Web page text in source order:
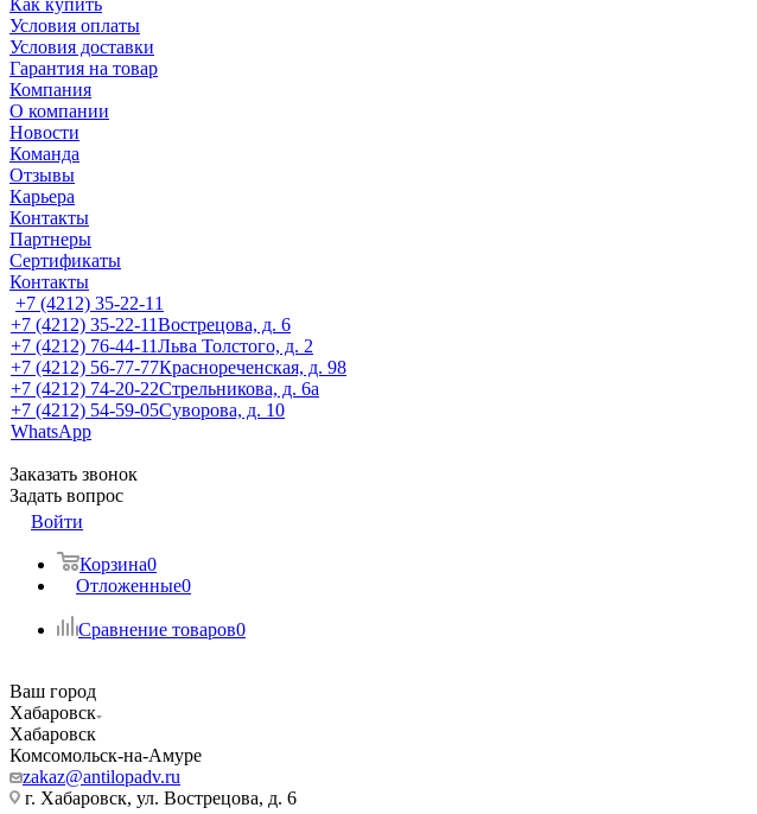
Как купить
Условия оплаты
Условия доставки
Гарантия на товар
Компания
О компании
Новости
Команда
Отзывы
Карьера
Контакты
Партнеры
Сертификаты
Контакты
+7 (4212) 35-22-11
+7 (4212) 35-22-11Вострецова, д. 6
+7 (4212) 76-44-11Льва Толстого, д. 2
+7 (4212) 56-77-77Краснореченская, д. 98
+7 (4212) 74-20-22Стрельникова, д. 6а
+7 (4212) 54-59-05Суворова, д. 10
WhatsApp
Заказать звонок
Задать вопрос
Войти
Корзина0
Отложенные0
Сравнение товаров0
Ваш город
Хабаровск
Хабаровск
Комсомольск-на-Амуре
zakaz@antilopadv.ru
г. Хабаровск, ул. Вострецова, д. 6